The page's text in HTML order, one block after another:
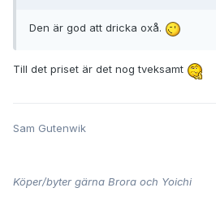
Den är god att dricka oxå.
Till det priset är det nog tveksamt
Sam Gutenwik
Köper/byter gärna Brora och Yoichi